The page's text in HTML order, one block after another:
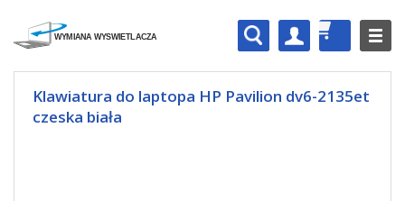
Klawiatura do laptopa HP Pavilion dv6-2135et
czeska biała